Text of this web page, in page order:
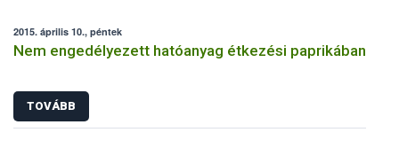
2015. április 10., péntek
Nem engedélyezett hatóanyag étkezési paprikában
TOVÁBB